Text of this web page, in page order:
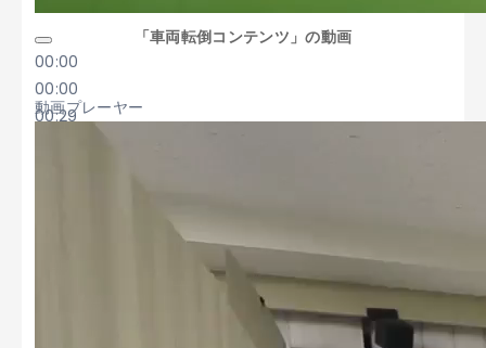
00:00
00:00
00:29
「車両転倒コンテンツ」の動画
動画プレーヤー